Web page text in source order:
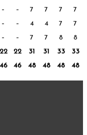
– – 7 7 7
7
– – 4 4 7
7
– – 7 7 8
8
22 22 31 31 33
33
46 46 48 48 48 48